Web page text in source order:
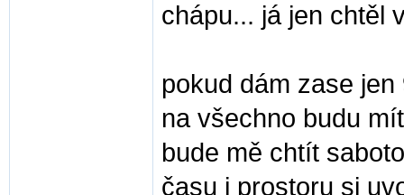
chápu... já jen chtěl
pokud dám zase
na všechno budu
bude mě chtít
času i prostoru si